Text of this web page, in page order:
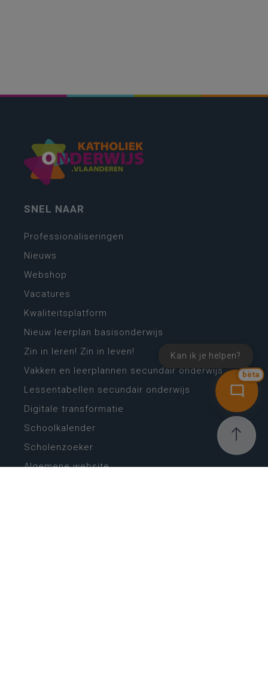
bèta
Kan ik je helpen?
SNEL NAAR
Professionaliseringen
Nieuws
Webshop
Vacatures
Kwaliteitsplatform
Nieuw leerplan basisonderwijs
Zin in leren! Zin in leven!
Vakken en leerplannen secundair onderwijs
Lessentabellen secundair onderwijs
Digitale transformatie
Schoolkalender
Scholenzoeker
Algemene website